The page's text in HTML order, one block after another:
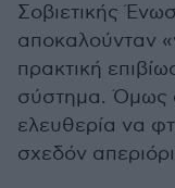
Σοβιετικής
αποκαλούνταν
πρακτική
σύστημα. Όμως
ελευθερία να
σχεδόν